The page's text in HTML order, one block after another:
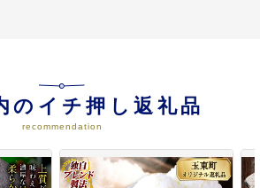
のイチ押し返礼品
recommendation